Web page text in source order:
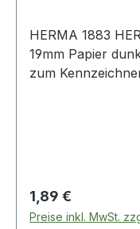
HERMA 1883
19mm Papier
zum
Regulärer Preis:
1,89 €
Preise inkl. MwSt.